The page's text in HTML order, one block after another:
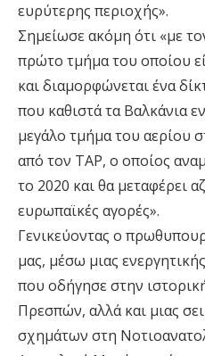
ευρύτερης περιοχής».
Σημείωσε ακόμη ότι «με
πρώτο τμήμα του οποίου
και διαμορφώνεται ένα
που καθιστά τα Βαλκάνια
μεγάλο τμήμα του αερίου
από τον TAP, ο οποίος
το 2020 και θα μεταφέρει
ευρωπαϊκές αγορές».
Γενικεύοντας ο
μας, μέσω μιας
που οδήγησε στην
Πρεσπών, αλλά και μιας
σχημάτων στη